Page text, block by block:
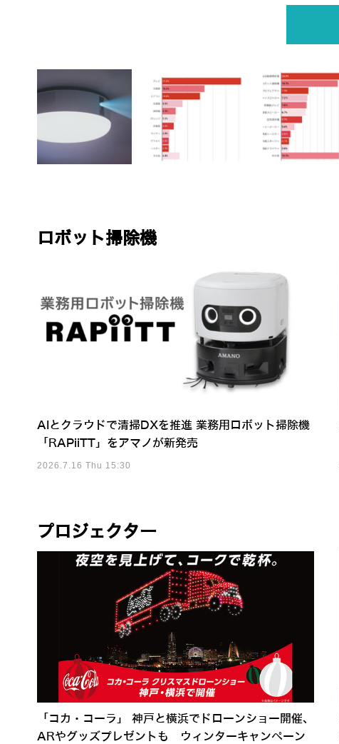
ロボット掃除機
AIとクラウドで清掃DXを推進 業務用ロボット掃除機
「RAPiiTT」をアマノが新発売
2026.7.16 Thu 15:30
プロジェクター
「コカ・コーラ」 神戸と横浜でドローンショー開催、
ARやグッズプレゼントも ウィンターキャンペーン